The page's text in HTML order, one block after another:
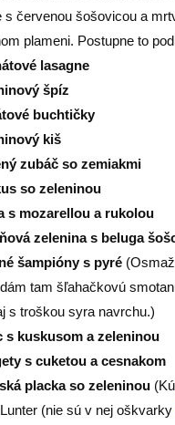
s červenou šošovicou a
plameni. Postupne to
lasagne
špíz
buchtičky
kiš
zubáč so zemiakmi
so zeleninou
s mozarellou a rukolou
zelenina s beluga
šampióny s pyré
tam šľahačkovú
s troškou syra navrchu.)
s kuskusom a zeleninou
s cuketou a cesnakom
placka so zeleninou
(nie sú v nej oškvarky